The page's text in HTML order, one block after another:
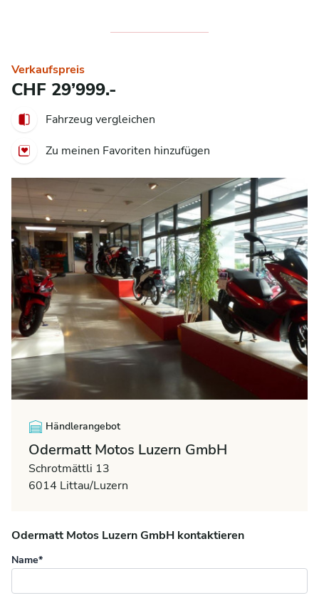
Verkaufspreis
CHF 29’999.-
Fahrzeug vergleichen
Zu meinen Favoriten hinzufügen
Händlerangebot
Odermatt Motos Luzern GmbH
Schrotmättli 13
6014 Littau/Luzern
Odermatt Motos Luzern GmbH kontaktieren
Name*